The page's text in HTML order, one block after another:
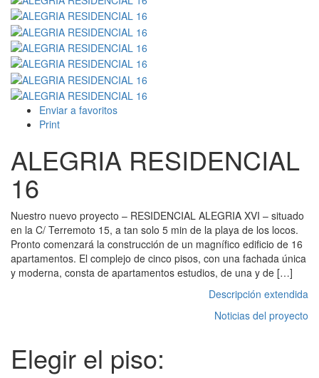
Enviar a favoritos
Print
ALEGRIA RESIDENCIAL
16
Nuestro nuevo proyecto – RESIDENCIAL ALEGRIA XVI – situado
en la C/ Terremoto 15, a tan solo 5 min de la playa de los locos.
Pronto comenzará la construcción de un magnífico edificio de 16
apartamentos. El complejo de cinco pisos, con una fachada única
y moderna, consta de apartamentos estudios, de una y de […]
Descripción extendida
Noticias del proyecto
Elegir el piso: